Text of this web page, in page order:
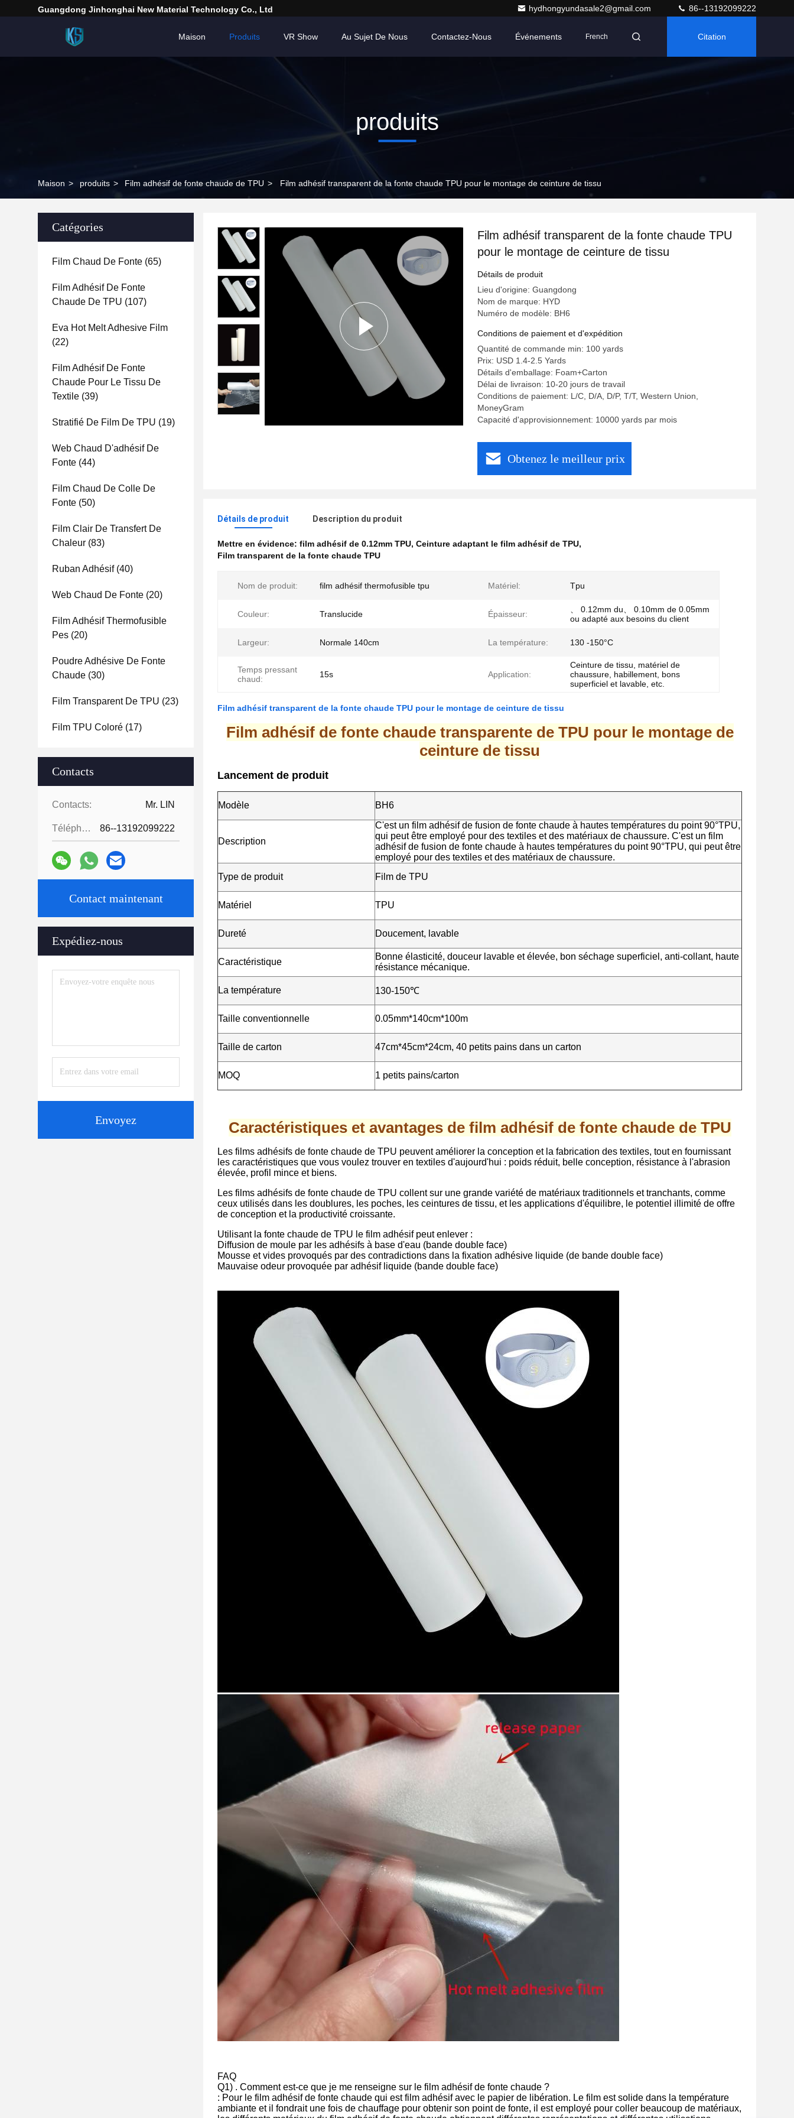
Guangdong Jinhonghai New Material Technology Co., Ltd hydhongyundasale2@gmail.com 86--13192099222
Maison Produits VR Show Au Sujet De Nous Contactez-Nous Événements French Citation
produits
Maison > produits > Film adhésif de fonte chaude de TPU > Film adhésif transparent de la fonte chaude TPU pour le montage de ceinture de tissu
Catégories
Film Chaud De Fonte (65)
Film Adhésif De Fonte
Chaude De TPU (107)
Eva Hot Melt Adhesive Film
(22)
Film Adhésif De Fonte
Chaude Pour Le Tissu De
Textile (39)
Stratifié De Film De TPU (19)
Web Chaud D'adhésif De
Fonte (44)
Film Chaud De Colle De
Fonte (50)
Film Clair De Transfert De
Chaleur (83)
Ruban Adhésif(40)
Web Chaud De Fonte (20)
Film Adhésif Thermofusible
Pes (20)
Poudre Adhésive De Fonte
Chaude (30)
Film Transparent De TPU (23)
Film TPU Coloré (17)
Contacts
Contacts: Mr. LIN
Téléphone: 86--13192099222
Contact maintenant
Expédiez-nous
Envoyez
Film adhésif transparent de la fonte chaude TPU
pour le montage de ceinture de tissu
Détails de produit
Lieu d'origine: Guangdong
Nom de marque: HYD
Numéro de modèle: BH6
Conditions de paiement et d'expédition
Quantité de commande min: 100 yards
Prix: USD 1.4-2.5 Yards
Détails d'emballage: Foam+Carton
Délai de livraison: 10-20 jours de travail
Conditions de paiement: L/C, D/A, D/P, T/T, Western Union,
MoneyGram
Capacité d'approvisionnement: 10000 yards par mois
Obtenez le meilleur prix
Détails de produit Description du produit
Mettre en évidence: film adhésif de 0.12mm TPU, Ceinture adaptant le film adhésif de TPU,
Film transparent de la fonte chaude TPU
Nom de produit: film adhésif thermofusible tpu Matériel: Tpu
Couleur: Translucide Épaisseur:
、 0.12mm du、 0.10mm de 0.05mm
ou adapté aux besoins du client
Largeur: Normale 140cm La température: 130 -150°C
Temps pressant
chaud:
15s Application:
Ceinture de tissu, matériel de
chaussure, habillement, bons
superficiel et lavable, etc.
Film adhésif transparent de la fonte chaude TPU pour le montage de ceinture de tissu
Film adhésif de fonte chaude transparente de TPU pour le montage de
ceinture de tissu
Lancement de produit
Modèle BH6
Description
C'est un film adhésif de fusion de fonte chaude à hautes températures du point 90°TPU,
qui peut être employé pour des textiles et des matériaux de chaussure. C'est un film
adhésif de fusion de fonte chaude à hautes températures du point 90°TPU, qui peut être
employé pour des textiles et des matériaux de chaussure.
Type de produit
Film de TPU
Matériel TPU
Dureté Doucement, lavable
Caractéristique
Bonne élasticité, douceur lavable et élevée, bon séchage superficiel, anti-collant, haute
résistance mécanique.
La température 130-150℃
Taille conventionnelle 0.05mm*140cm*100m
Taille de carton 47cm*45cm*24cm, 40 petits pains dans un carton
MOQ 1 petits pains/carton
Caractéristiques et avantages de film adhésif de fonte chaude de TPU
Les films adhésifs de fonte chaude de TPU peuvent améliorer la conception et la fabrication des textiles, tout en fournissant
les caractéristiques que vous voulez trouver en textiles d'aujourd'hui : poids réduit, belle conception, résistance à l'abrasion
élevée, profil mince et biens.
Les films adhésifs de fonte chaude de TPU collent sur une grande variété de matériaux traditionnels et tranchants, comme
ceux utilisés dans les doublures, les poches, les ceintures de tissu, et les applications d'équilibre, le potentiel illimité de offre
de conception et la productivité croissante.
Utilisant la fonte chaude de TPU le film adhésif peut enlever :
Diffusion de moule par les adhésifs à base d'eau (bande double face)
Mousse et vides provoqués par des contradictions dans la fixation adhésive liquide (de bande double face)
Mauvaise odeur provoquée par adhésif liquide (bande double face)
FAQ
Q1) . Comment est-ce que je me renseigne sur le film adhésif de fonte chaude ?
: Pour le film adhésif de fonte chaude qui est film adhésif avec le papier de libération. Le film est solide dans la température
ambiante et il fondrait une fois de chauffage pour obtenir son point de fonte, il est employé pour coller beaucoup de matériaux,